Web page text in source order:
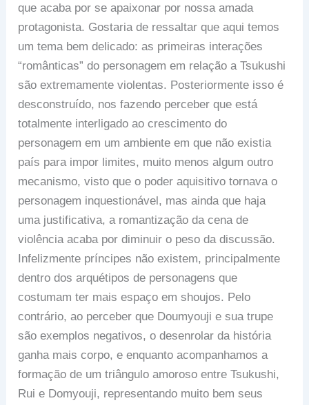
que acaba por se apaixonar por nossa amada
protagonista. Gostaria de ressaltar que aqui temos
um tema bem delicado: as primeiras interações
“românticas” do personagem em relação a Tsukushi
são extremamente violentas. Posteriormente isso é
desconstruído, nos fazendo perceber que está
totalmente interligado ao crescimento do
personagem em um ambiente em que não existia
país para impor limites, muito menos algum outro
mecanismo, visto que o poder aquisitivo tornava o
personagem inquestionável, mas ainda que haja
uma justificativa, a romantização da cena de
violência acaba por diminuir o peso da discussão.
Infelizmente príncipes não existem, principalmente
dentro dos arquétipos de personagens que
costumam ter mais espaço em shoujos. Pelo
contrário, ao perceber que Doumyouji e sua trupe
são exemplos negativos, o desenrolar da história
ganha mais corpo, e enquanto acompanhamos a
formação de um triângulo amoroso entre Tsukushi,
Rui e Domyouji, representando muito bem seus